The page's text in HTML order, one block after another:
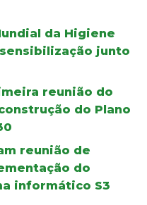
da Higiene
junto
reunião do
do Plano
reunião de
do
informático S3